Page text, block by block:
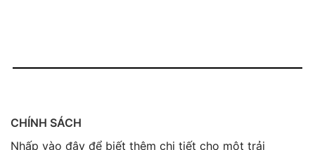
CHÍNH SÁCH
Nhấp vào đây để biết thêm chi tiết cho một trải